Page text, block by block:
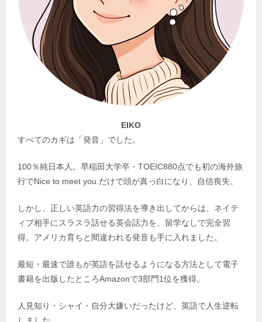
EIKO
すべてのカギは「発音」でした。
100％純日本人。早稲田大学卒・TOEIC880点でも初の海外旅
行でNice to meet you.だけで頭が真っ白になり、自信喪失。
しかし、正しい英語力の習得法を導き出してからは、ネイテ
ィブ相手にスラスラ話せる英会話力を、留学なしで完全習
得。アメリカ育ちと間違われる発音も手に入れました。
最短・最速で誰もが英語を話せるようになる方法として電子
書籍を出版したところAmazonで3部門1位を獲得。
人見知り・シャイ・自分大嫌いだったけど、英語で人生逆転
しました。